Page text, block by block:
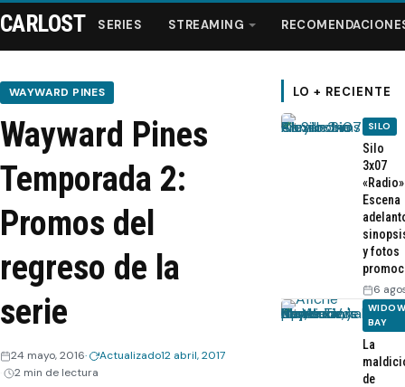
Series
Streaming
Recomendaciones
Videos
CARLOST SERIES STREAMING
WAYWARD PINES
Wayward Pines
Temporada 2:
Promos del
regreso de la
serie
24 mayo, 2016 Actualizado12 abril, 2017
2 min de lectura
LO + RECIENTE
SILO
Silo
3x07
Escena
y fotos
6
BAY
La
de